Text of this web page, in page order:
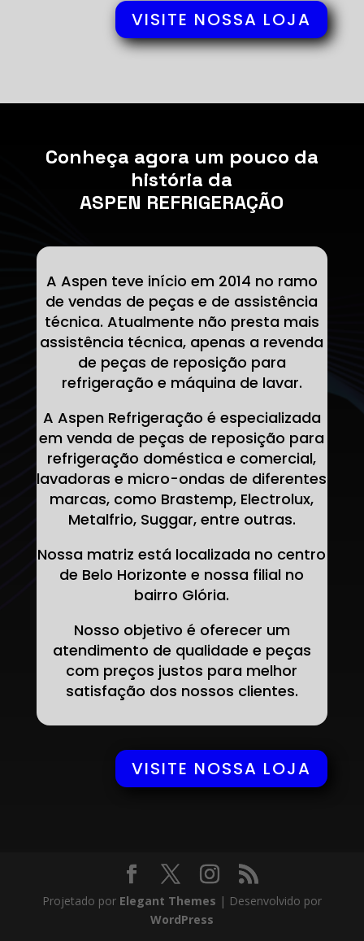
VISITE NOSSA LOJA
Conheça agora um pouco da
história da
ASPEN REFRIGERAÇÃO
A Aspen teve início em 2014 no ramo
de vendas de peças e de assistência
técnica. Atualmente não presta mais
assistência técnica, apenas a revenda
de peças de reposição para
refrigeração e máquina de lavar.
A Aspen Refrigeração é especializada
em venda de peças de reposição para
refrigeração doméstica e comercial,
lavadoras e micro-ondas de diferentes
marcas, como Brastemp, Electrolux,
Metalfrio, Suggar, entre outras.
Nossa matriz está localizada no centro
de Belo Horizonte e nossa filial no
bairro Glória.
Nosso objetivo é oferecer um
atendimento de qualidade e peças
com preços justos para melhor
satisfação dos nossos clientes.
VISITE NOSSA LOJA
Projetado por Elegant Themes | Desenvolvido por
WordPress